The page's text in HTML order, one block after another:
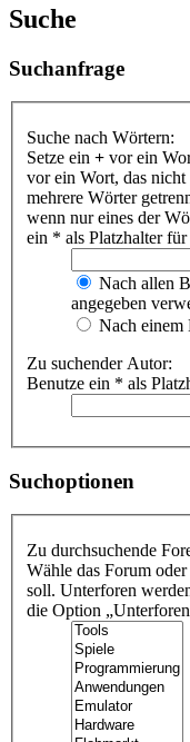
Suche
Suchanfrage
Suche nach Wörtern:
Setze ein + vor ein
vor ein Wort, das
mehrere Wörter
wenn nur eines der
ein * als Platzhalter
Nach allen
angegeben
Nach einem
Zu suchender Autor:
Benutze ein * als
Suchoptionen
Zu durchsuchende
Wähle das Forum
soll. Unterforen
die Option